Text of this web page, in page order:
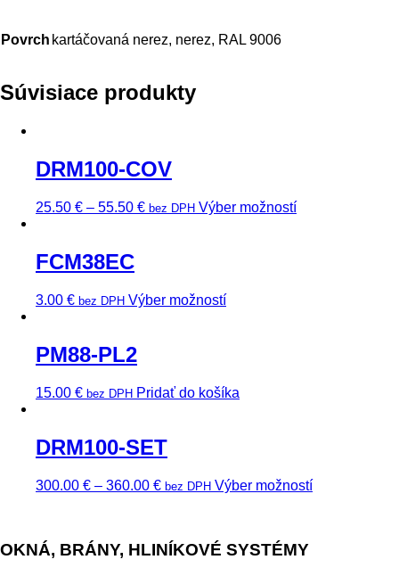
Povrch kartáčovaná nerez, nerez, RAL 9006
Súvisiace produkty
DRM100-COV
25.50 € – 55.50 € bez DPH Výber možností
FCM38EC
3.00 € bez DPH Výber možností
PM88-PL2
15.00 € bez DPH Pridať do košíka
DRM100-SET
300.00 € – 360.00 € bez DPH Výber možností
OKNÁ, BRÁNY, HLINÍKOVÉ SYSTÉMY